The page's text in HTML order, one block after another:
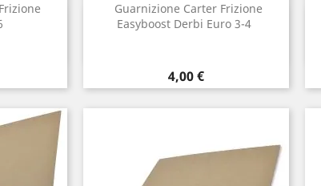
Guarnizione Carter Frizione
Easyboost Derbi Euro 3-4
Prezzo
4,00 €
Anteprima